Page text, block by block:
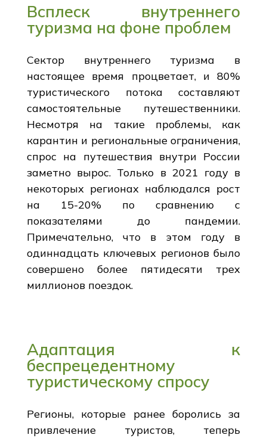
Всплеск внутреннего
туризма на фоне проблем
Сектор внутреннего туризма в
настоящее время процветает, и 80%
туристического потока составляют
самостоятельные путешественники.
Несмотря на такие проблемы, как
карантин и региональные ограничения,
спрос на путешествия внутри России
заметно вырос. Только в 2021 году в
некоторых регионах наблюдался рост
на 15-20% по сравнению с
показателями до пандемии.
Примечательно, что в этом году в
одиннадцать ключевых регионов было
совершено более пятидесяти трех
миллионов поездок.
Адаптация к
беспрецедентному
туристическому спросу
Регионы, которые ранее боролись за
привлечение туристов, теперь